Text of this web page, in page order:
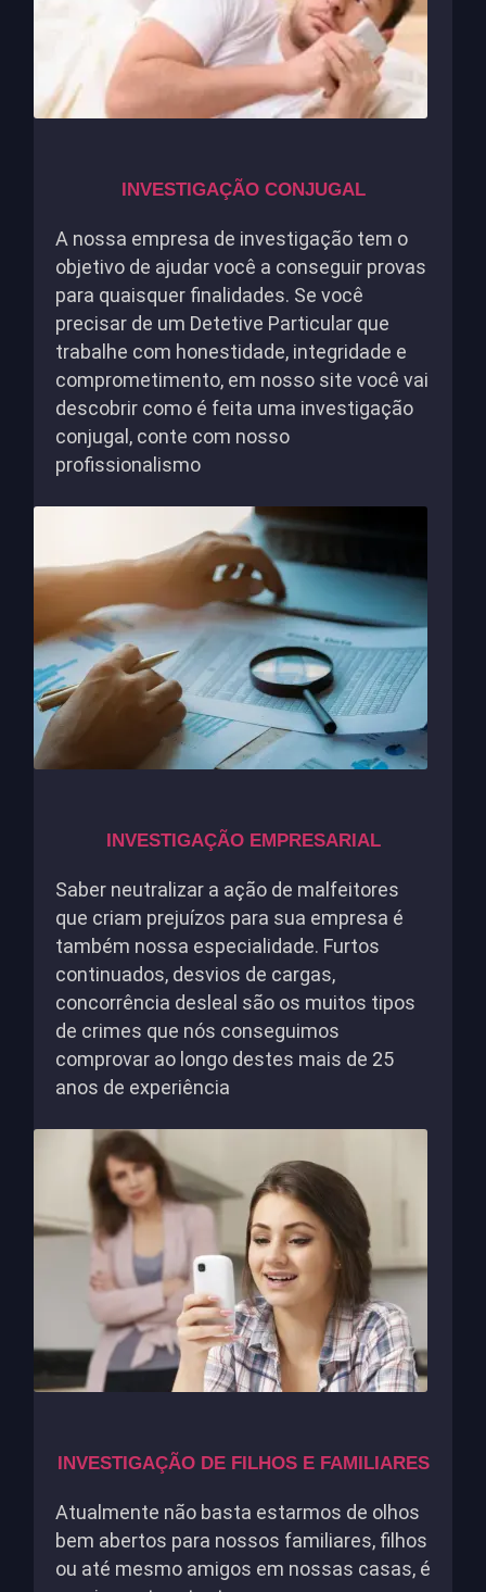
INVESTIGAÇÃO CONJUGAL
A nossa empresa de investigação tem o
objetivo de ajudar você a conseguir provas
para quaisquer finalidades. Se você
precisar de um Detetive Particular que
trabalhe com honestidade, integridade e
comprometimento, em nosso site você vai
descobrir como é feita uma investigação
conjugal, conte com nosso
profissionalismo
INVESTIGAÇÃO EMPRESARIAL
Saber neutralizar a ação de malfeitores
que criam prejuízos para sua empresa é
também nossa especialidade. Furtos
continuados, desvios de cargas,
concorrência desleal são os muitos tipos
de crimes que nós conseguimos
comprovar ao longo destes mais de 25
anos de experiência
INVESTIGAÇÃO DE FILHOS E FAMILIARES
Atualmente não basta estarmos de olhos
bem abertos para nossos familiares, filhos
ou até mesmo amigos em nossas casas, é